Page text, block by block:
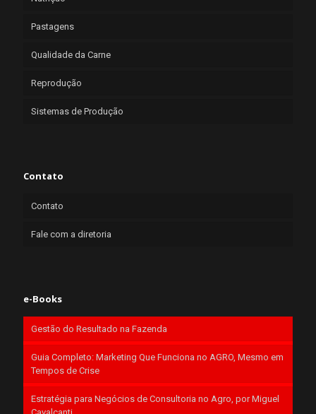
Pastagens
Qualidade da Carne
Reprodução
Sistemas de Produção
Contato
Contato
Fale com a diretoria
e-Books
Gestão do Resultado na Fazenda
Guia Completo: Marketing Que Funciona no AGRO, Mesmo em
Tempos de Crise
Estratégia para Negócios de Consultoria no Agro, por Miguel